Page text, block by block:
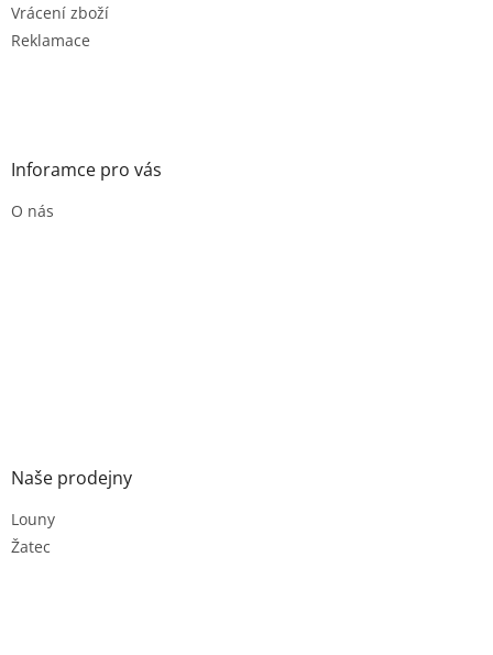
Vrácení zboží
Reklamace
Inforamce pro vás
O nás
Naše prodejny
Louny
Žatec